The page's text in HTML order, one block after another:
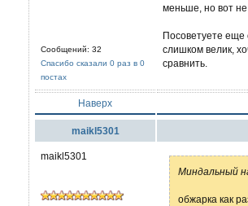
Сообщений: 32
Спасибо сказали 0 раз в 0
постах
меньше, но вот не
Посоветуете еще
слишком велик,
сравнить.
Наверх
maikl5301
maikl5301
Миндальный
обжарка как